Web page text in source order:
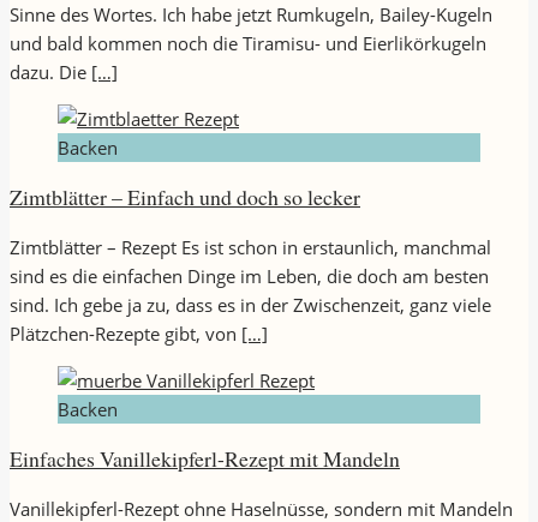
Sinne des Wortes. Ich habe jetzt Rumkugeln, Bailey-Kugeln
und bald kommen noch die Tiramisu- und Eierlikörkugeln
dazu. Die […]
Backen
Zimtblätter – Einfach und doch so lecker
Zimtblätter – Rezept Es ist schon in erstaunlich, manchmal
sind es die einfachen Dinge im Leben, die doch am besten
sind. Ich gebe ja zu, dass es in der Zwischenzeit, ganz viele
Plätzchen-Rezepte gibt, von […]
Backen
Einfaches Vanillekipferl-Rezept mit Mandeln
Vanillekipferl-Rezept ohne Haselnüsse, sondern mit Mandeln